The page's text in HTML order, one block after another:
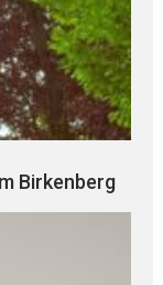
Birkenberg